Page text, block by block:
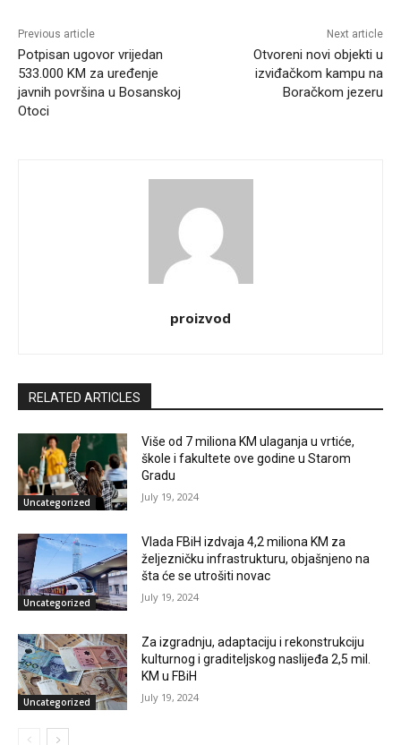
Previous article
Potpisan ugovor vrijedan
533.000 KM za uređenje
javnih površina u Bosanskoj
Otoci
Next article
Otvoreni novi objekti u
izviđačkom kampu na
Boračkom jezeru
proizvod
RELATED ARTICLES
Uncategorized
Više od 7 miliona KM ulaganja u vrtiće,
škole i fakultete ove godine u Starom
Gradu
July 19, 2024
Uncategorized
Vlada FBiH izdvaja 4,2 miliona KM za
željezničku infrastrukturu, objašnjeno na
šta će se utrošiti novac
July 19, 2024
Uncategorized
Za izgradnju, adaptaciju i rekonstrukciju
kulturnog i graditeljskog naslijeđa 2,5 mil.
KM u FBiH
July 19, 2024